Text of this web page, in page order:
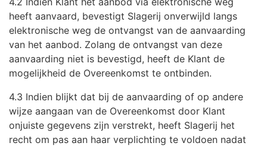
heeft aanvaard, bevestigt Slagerij onverwijld langs
elektronische weg de ontvangst van de aanvaarding
van het aanbod. Zolang de ontvangst van deze
aanvaarding niet is bevestigd, heeft de Klant de
mogelijkheid de Overeenkomst te ontbinden.
4.3 Indien blijkt dat bij de aanvaarding of op andere
wijze aangaan van de Overeenkomst door Klant
onjuiste gegevens zijn verstrekt, heeft Slagerij het
recht om pas aan haar verplichting te voldoen nadat